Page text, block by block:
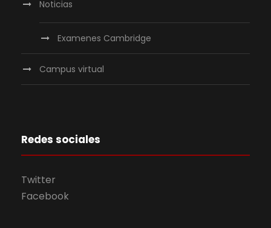
Noticias
Examenes Cambridge
Campus virtual
Redes sociales
Twitter
Facebook